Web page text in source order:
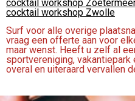
cocktail workshop
cocktail workshop Zwolle
Surf voor alle overige
vraag een offerte aan voor
maar wenst. Heeft u zelf al
sportvereniging, vakantiepark
overal en uiteraard vervallen